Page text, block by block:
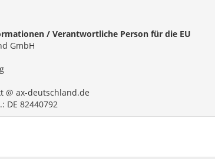
/ Verantwortliche Person für die EU
GmbH
@ ax-deutschland.de
DE 82440792